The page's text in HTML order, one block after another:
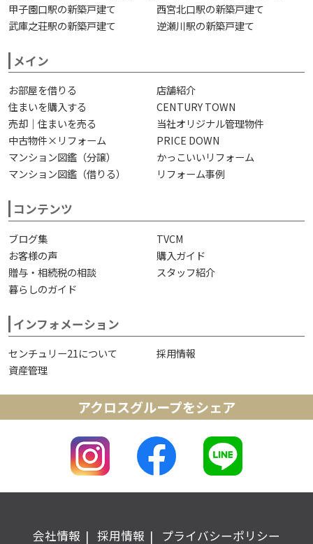
甲子園口駅の新築戸建て
西宮北口駅の新築戸建て
武庫之荘駅の新築戸建て
逆瀬川駅の新築戸建て
メイン
お部屋を借りる
店舗紹介
住まいを購入する
CENTURY TOWN
売却｜住まいを売る
当社オリジナル管理物件
中古物件×リフォーム
PRICE DOWN
マンション図鑑（分譲）
かっこいいリフォーム
マンション図鑑（借りる）
リフォーム事例
コンテンツ
ブログ集
TVCM
お客様の声
購入ガイド
贈与・相続税の相談
スタッフ紹介
暮らしのガイド
インフォメーション
センチュリー21について
採用情報
資産管理
アクロスグループをシェア
会社情報 採用情報 プライバシーポリシー